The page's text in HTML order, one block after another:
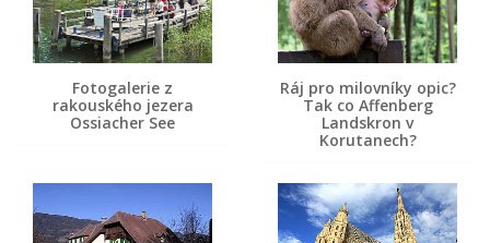
Fotogalerie z
rakouského jezera
Ossiacher See
Ráj pro milovníky opic?
Tak co Affenberg
Landskron v
Korutanech?